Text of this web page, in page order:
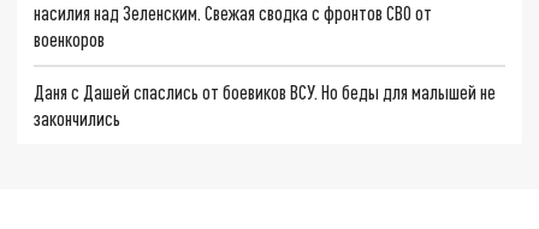
насилия над Зеленским. Свежая сводка с фронтов СВО от
военкоров
Даня с Дашей спаслись от боевиков ВСУ. Но беды для малышей не
закончились